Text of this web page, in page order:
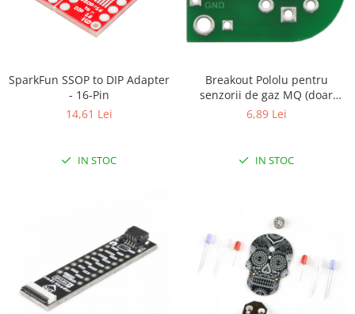
SparkFun SSOP to DIP Adapter
- 16-Pin
14,61 Lei
IN STOC
Breakout Pololu pentru
senzorii de gaz MQ (doar
placa PCB)
6,89 Lei
IN STOC